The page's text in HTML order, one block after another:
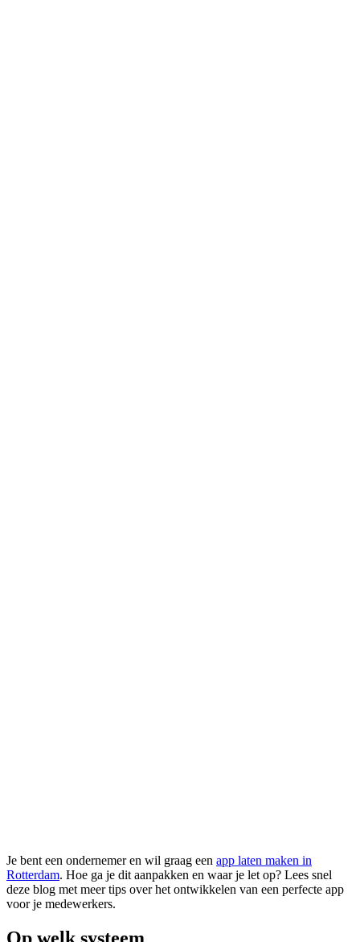
Je bent een ondernemer en wil graag een app laten maken in
Rotterdam. Hoe ga je dit aanpakken en waar je let op? Lees snel
deze blog met meer tips over het ontwikkelen van een perfecte app
voor je medewerkers.